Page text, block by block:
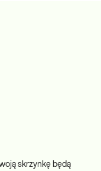
skrzynkę będą